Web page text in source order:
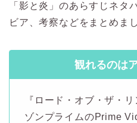
「影と炎」のあらすじネタ
ビア、考察などをまとめまし
観れるのは
『ロード・オブ・ザ・
ゾンプライムのPrime